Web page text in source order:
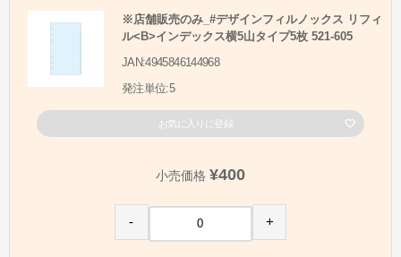
※店舗販売のみ_#デザインフィルノックス リフィ
ル<B>インデックス横5山タイプ5枚 521-605
JAN:4945846144968
発注単位:5
お気に入りに登録
小売価格 ¥400
- +